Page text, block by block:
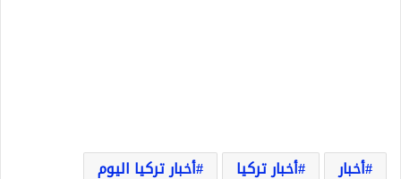
أخبار أخبار تركيا
أخبار تركيا اليوم